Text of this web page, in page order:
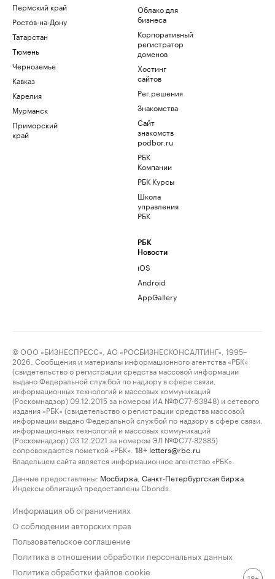
Пермский край
Ростов-на-Дону
Татарстан
Тюмень
Черноземье
Кавказ
Карелия
Мурманск
Приморский
край
Облако для
бизнеса
Корпоративный
регистратор
доменов
Хостинг
сайтов
Рег.решения
Знакомства
Сайт
знакомств
podbor.ru
РБК
Компании
РБК Курсы
Школа
управления
РБК
РБК
Новости
iOS
Android
AppGallery
© ООО «БИЗНЕСПРЕСС», АО «РОСБИЗНЕСКОНСАЛТИНГ», 1995–
2026. Сообщения и материалы информационного агентства «РБК»
(свидетельство о регистрации средства массовой информации
выдано Федеральной службой по надзору в сфере связи,
информационных технологий и массовых коммуникаций
(Роскомнадзор) 09.12.2015 за номером ИА №ФС77-63848) и сетевого
издания «РБК» (свидетельство о регистрации средства массовой
информации выдано Федеральной службой по надзору в сфере связи,
информационных технологий и массовых коммуникаций
(Роскомнадзор) 03.12.2021 за номером ЭЛ №ФС77-82385)
сопровождаются пометкой «РБК».
18+ letters@rbc.ru
Владельцем сайта является информационное агентство «РБК».
Данные предоставлены: Мосбиржа Санкт-Петербургская биржа
Индексы облигаций предоставлены Cbonds.
Информация об ограничениях
О соблюдении авторских прав
Пользовательское соглашение
Политика в отношении обработки персональных данных
Политика обработки файлов cookie